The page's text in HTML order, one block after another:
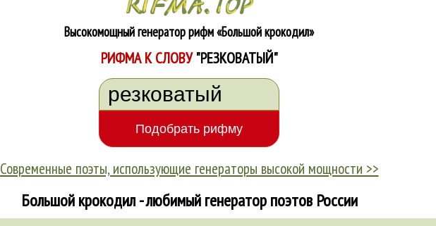
Высокомощный генератор рифм«Большой крокодил»
РИФМА К СЛОВУ"РЕЗКОВАТЫЙ"
Современные поэты, использующие генераторы высокой мощности >>
Большой крокодил - любимый генератор поэтов России